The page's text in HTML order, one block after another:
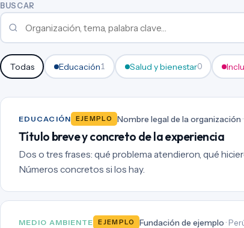
BUSCAR
Todas Educación1 Salud y bienestar0
EDUCACIÓN EJEMPLO Nombre legal de la organización
Título breve y concreto de la experiencia
Dos o tres frases: qué problema atendieron, qué
Números concretos si los hay.
MEDIO AMBIENTE EJEMPLO Fundación de ejemplo ·